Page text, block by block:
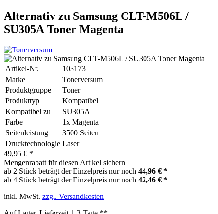
Alternativ zu Samsung CLT-M506L /
SU305A Toner Magenta
Artikel-Nr.
103173
Marke
Tonerversum
Produktgruppe
Toner
Produkttyp
Kompatibel
Kompatibel zu
SU305A
Farbe
1x Magenta
Seitenleistung
3500 Seiten
Drucktechnologie Laser
49,95 € *
Mengenrabatt für diesen Artikel sichern
ab 2 Stück beträgt der Einzelpreis nur noch 44,96 € *
ab 4 Stück beträgt der Einzelpreis nur noch 42,46 € *
inkl. MwSt. zzgl. Versandkosten